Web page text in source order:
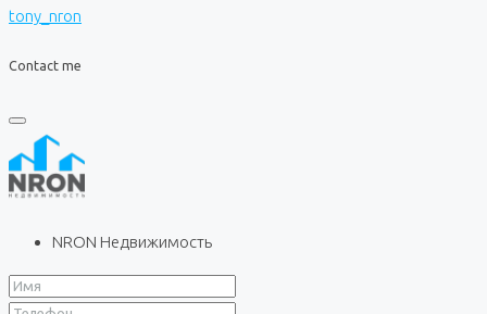
tony_nron
Contact me
NRON Недвижимость